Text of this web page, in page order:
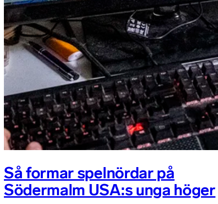
Så formar spelnördar på
Södermalm USA:s unga höger